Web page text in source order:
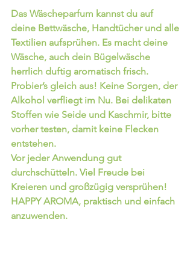
Das Wäscheparfum kannst du auf
deine Bettwäsche, Handtücher und alle
Textilien aufsprühen. Es macht deine
Wäsche, auch dein Bügelwäsche
herrlich duftig aromatisch frisch.
Probier’s gleich aus! Keine Sorgen, der
Alkohol verfliegt im Nu. Bei delikaten
Stoffen wie Seide und Kaschmir, bitte
vorher testen, damit keine Flecken
entstehen.
Vor jeder Anwendung gut
durchschütteln. Viel Freude bei
Kreieren und großzügig versprühen!
HAPPY AROMA, praktisch und einfach
anzuwenden.